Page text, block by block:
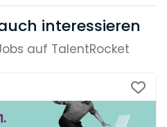
interessieren
auf TalentRocket